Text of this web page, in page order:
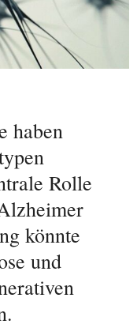
haben
Rolle
könnte
und